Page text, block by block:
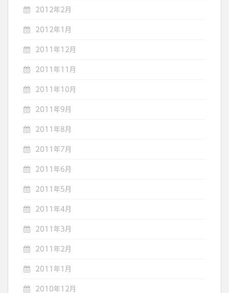
2012年2月
2012年1月
2011年12月
2011年11月
2011年10月
2011年9月
2011年8月
2011年7月
2011年6月
2011年5月
2011年4月
2011年3月
2011年2月
2011年1月
2010年12月